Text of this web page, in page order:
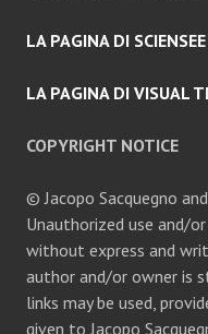
LA PAGINA DI SCIENSEE
LA PAGINA DI VISUAL
COPYRIGHT NOTICE
© Jacopo Sacquegno
Unauthorized use and/
without express and
author and/or owner is
links may be used,
given to Jacopo